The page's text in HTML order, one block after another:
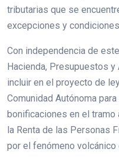
tributarias que se
excepciones y
Con independencia de
Hacienda, Presupuestos
incluir en el proyecto de
Comunidad Autónoma
bonificaciones en el
la Renta de las Personas
por el fenómeno volcánico